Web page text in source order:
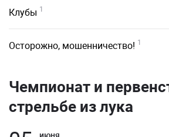
Клубы 1
Осторожно, мошенничество! 1
Чемпионат и
стрельбе из лука